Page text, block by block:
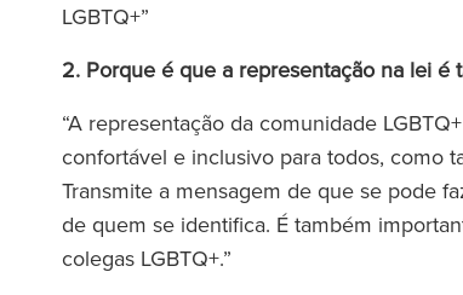
LGBTQ+”
2. Porque é que a representação na lei é
“A representação da comunidade
confortável e inclusivo para todos, como
Transmite a mensagem de que se pode
de quem se identifica. É também
colegas LGBTQ+.”